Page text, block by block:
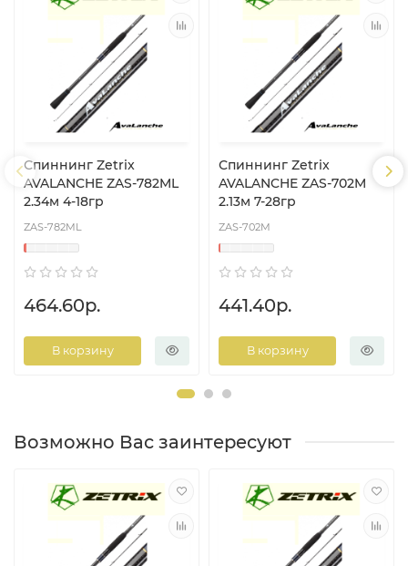
Спиннинг Zetrix
AVALANCHE ZAS-782ML
2.34м 4-18гр
ZAS-782ML
464.60р.
В корзину
Спиннинг Zetrix
AVALANCHE ZAS-702M
2.13м 7-28гр
ZAS-702M
441.40р.
В корзину
Возможно Вас заинтересуют